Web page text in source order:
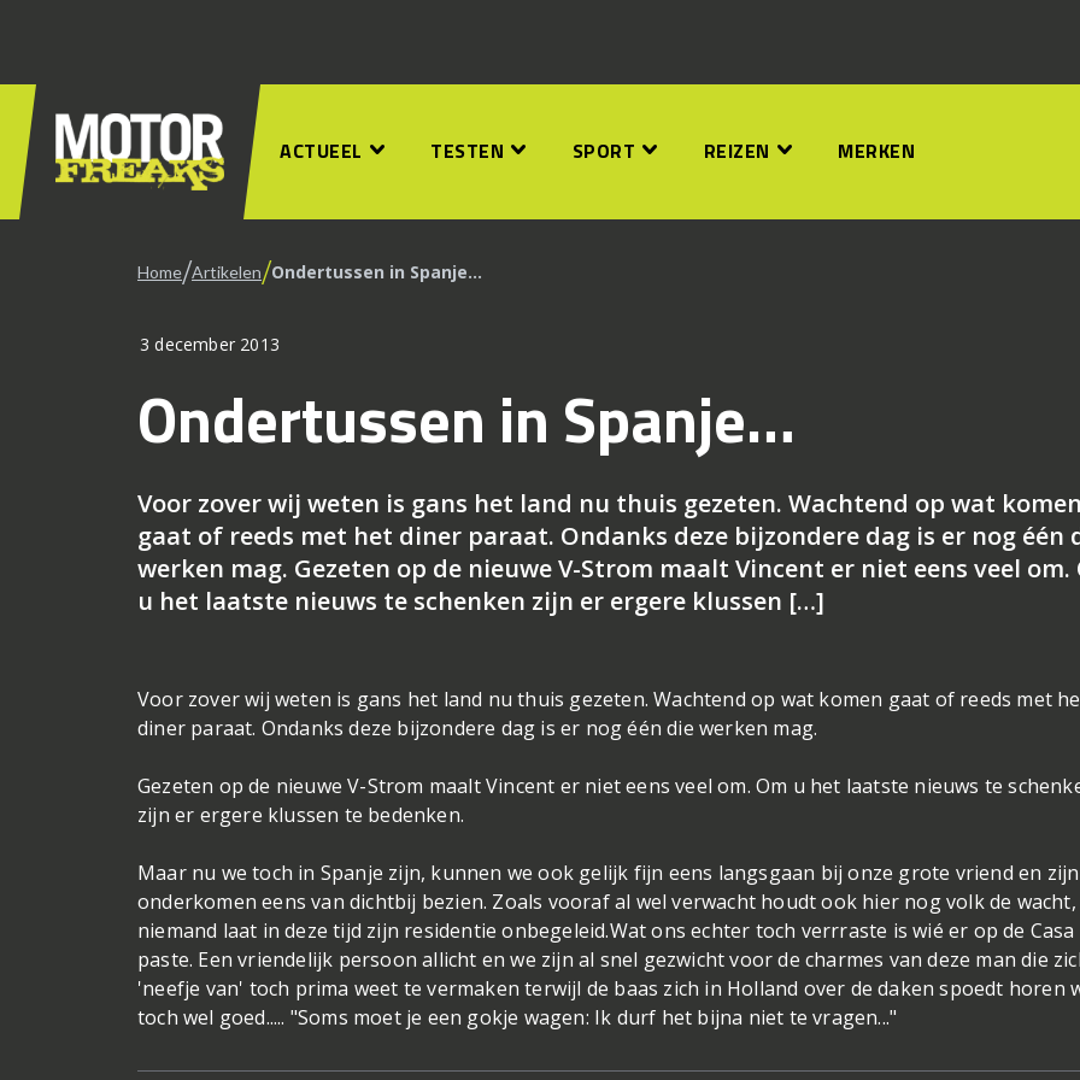
ACTUEEL TESTEN SPORT REIZEN MERKEN
Home/Artikelen/Ondertussen in Spanje…
3 december 2013
Ondertussen in Spanje…
Voor zover wij weten is gans het land nu thuis gezeten. Wachtend op wat komen
gaat of reeds met het diner paraat. Ondanks deze bijzondere dag is er nog één
werken mag. Gezeten op de nieuwe V-Strom maalt Vincent er niet eens veel om.
u het laatste nieuws te schenken zijn er ergere klussen […]
Voor zover wij weten is gans het land nu thuis gezeten. Wachtend op wat komen gaat of reeds met
diner paraat. Ondanks deze bijzondere dag is er nog één die werken mag.
Gezeten op de nieuwe V-Strom maalt Vincent er niet eens veel om. Om u het laatste nieuws te
zijn er ergere klussen te bedenken.
Maar nu we toch in Spanje zijn, kunnen we ook gelijk fijn eens langsgaan bij onze grote vriend en zijn
onderkomen eens van dichtbij bezien. Zoals vooraf al wel verwacht houdt ook hier nog volk de wacht,
niemand laat in deze tijd zijn residentie onbegeleid.Wat ons echter toch verrraste is wié er op de Casa
paste. Een vriendelijk persoon allicht en we zijn al snel gezwicht voor de charmes van deze man die
'neefje van' toch prima weet te vermaken terwijl de baas zich in Holland over de daken spoedt horen
toch wel goed..... "Soms moet je een gokje wagen: Ik durf het bijna niet te vragen..."